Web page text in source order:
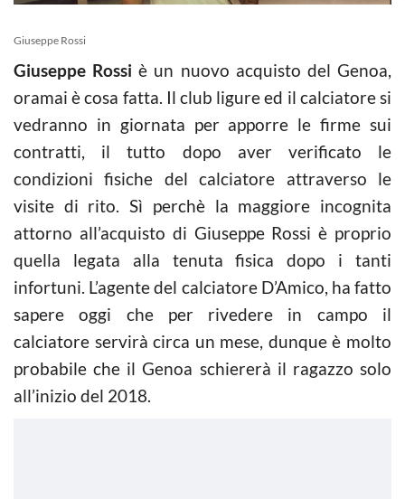
Giuseppe Rossi
Giuseppe Rossi è un nuovo acquisto del Genoa,
oramai è cosa fatta. Il club ligure ed il calciatore si
vedranno in giornata per apporre le firme sui
contratti, il tutto dopo aver verificato le
condizioni fisiche del calciatore attraverso le
visite di rito. Sì perchè la maggiore incognita
attorno all’acquisto di Giuseppe Rossi è proprio
quella legata alla tenuta fisica dopo i tanti
infortuni. L’agente del calciatore D’Amico, ha fatto
sapere oggi che per rivedere in campo il
calciatore servirà circa un mese, dunque è molto
probabile che il Genoa schiererà il ragazzo solo
all’inizio del 2018.